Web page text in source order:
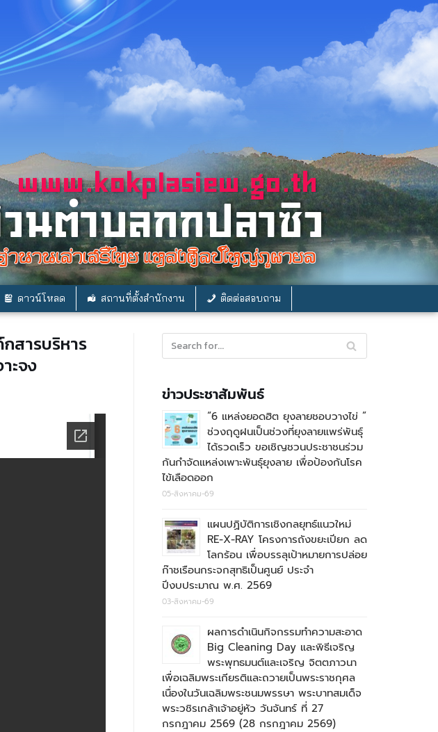
ดาวน์โหลด สถานที่ตั้งสำนักงาน ติดต่อสอบถาม
สารบริหาร
ะจง
ข่าวประชาสัมพันธ์
“6 แหล่งยอดฮิต ยุงลายชอบวางไข่ ”
ช่วงฤดูฝนเป็นช่วงที่ยุงลายแพร่พันธุ์
ได้รวดเร็ว ขอเชิญชวนประชาชนร่วม
กันกำจัดแหล่งเพาะพันธุ์ยุงลาย เพื่อป้องกันโรค
ไข้เลือดออก
05-สิงหาคม-69
แผนปฏิบัติการเชิงกลยุทธ์แนวใหม่
RE-X-RAY โครงการถังขยะเปียก ลด
โลกร้อน เพื่อบรรลุเป้าหมายการปล่อย
ก๊าชเรือนกระจกสุทธิเป็นศูนย์ ประจำ
ปีงบประมาณ พ.ศ. 2569
03-สิงหาคม-69
ผลการดำเนินกิจกรรมทำความสะอาด
Big Cleaning Day และพิธีเจริญ
พระพุทธมนต์และเจริญ จิตตภาวนา
เพื่อเฉลิมพระเกียรติและถวายเป็นพระราชกุศล
เนื่องในวันเฉลิมพระชนมพรรษา พระบาทสมเด็จ
พระวชิรเกล้าเจ้าอยู่หัว วันจันทร์ ที่ 27
กรกฎาคม 2569 (28 กรกฎาคม 2569)